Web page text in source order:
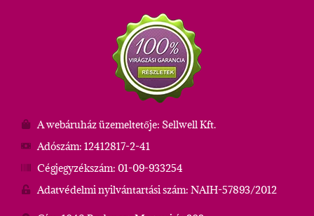
A webáruház üzemeltetője: Sellwell Kft.
Adószám: 12412817-2-41
Cégjegyzékszám: 01-09-933254
Adatvédelmi nyilvántartási szám: NAIH-57893/2012